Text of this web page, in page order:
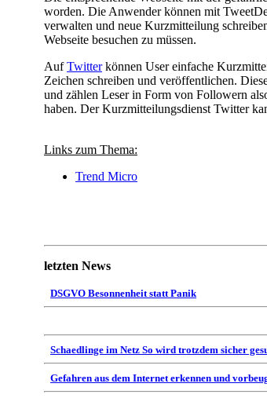
worden. Die Anwender können mit
verwalten und neue Kurzmitteilung
Webseite besuchen zu müssen.
AufTwitterkönnen User einfache
Zeichen schreiben und veröffentlichen.
und zählen Leser in Form von Followern
haben. Der Kurzmitteilungsdienst Twitter
Links zum Thema:
Trend Micro
letzten News
DSGVO Besonnenheit statt Panik
Schaedlinge im Netz So wird trotzdem sicher
Gefahren aus dem Internet erkennen und